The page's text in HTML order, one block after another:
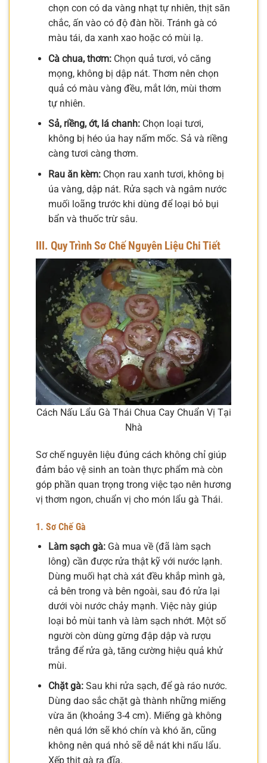
chọn con có da vàng nhạt tự nhiên, thịt săn
chắc, ấn vào có độ đàn hồi. Tránh gà có
màu tái, da xanh xao hoặc có mùi lạ.
Cà chua, thơm:Chọn quả tươi, vỏ căng
mọng, không bị dập nát. Thơm nên chọn
quả có màu vàng đều, mắt lớn, mùi thơm
tự nhiên.
Sả, riềng, ớt, lá chanh:Chọn loại tươi,
không bị héo úa hay nấm mốc. Sả và riềng
càng tươi càng thơm.
Rau ăn kèm:Chọn rau xanh tươi, không bị
úa vàng, dập nát. Rửa sạch và ngâm nước
muối loãng trước khi dùng để loại bỏ bụi
bẩn và thuốc trừ sâu.
III. Quy Trình Sơ Chế Nguyên Liệu Chi Tiết
Cách Nấu Lẩu Gà Thái Chua Cay Chuẩn Vị Tại
Nhà
Sơ chế nguyên liệu đúng cách không chỉ giúp
đảm bảo vệ sinh an toàn thực phẩm mà còn
góp phần quan trọng trong việc tạo nên hương
vị thơm ngon, chuẩn vị cho món lẩu gà Thái.
1. Sơ Chế Gà
Làm sạch gà:Gà mua về (đã làm sạch
lông) cần được rửa thật kỹ với nước lạnh.
Dùng muối hạt chà xát đều khắp mình gà,
cả bên trong và bên ngoài, sau đó rửa lại
dưới vòi nước chảy mạnh. Việc này giúp
loại bỏ mùi tanh và làm sạch nhớt. Một số
người còn dùng gừng đập dập và rượu
trắng để rửa gà, tăng cường hiệu quả khử
mùi.
Chặt gà:Sau khi rửa sạch, để gà ráo nước.
Dùng dao sắc chặt gà thành những miếng
vừa ăn (khoảng 3-4 cm). Miếng gà không
nên quá lớn sẽ khó chín và khó ăn, cũng
không nên quá nhỏ sẽ dễ nát khi nấu lẩu.
Xếp thịt gà ra đĩa.